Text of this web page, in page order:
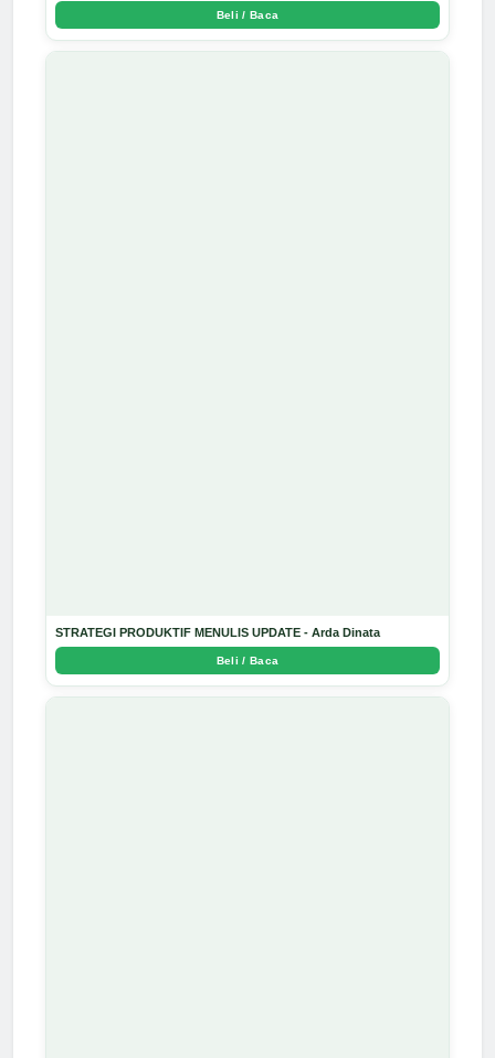
Beli / Baca
STRATEGI PRODUKTIF MENULIS UPDATE - Arda Dinata
Beli / Baca